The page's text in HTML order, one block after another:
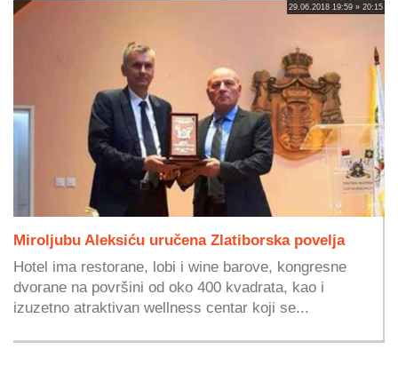
29.06.2018 19:59 » 20:15
Miroljubu Aleksiću uručena Zlatiborska povelja
Hotel ima restorane, lobi i wine barove, kongresne
dvorane na površini od oko 400 kvadrata, kao i
izuzetno atraktivan wellness centar koji se...